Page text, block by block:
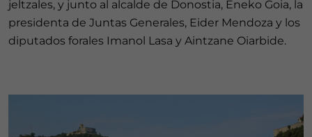
jeltzales, y junto al alcalde de Donostia, Eneko Goia, la
presidenta de Juntas Generales, Eider Mendoza y los
diputados forales Imanol Lasa y Aintzane Oiarbide.